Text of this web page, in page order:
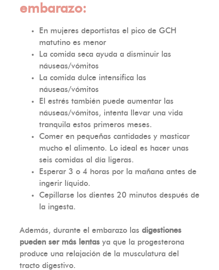
embarazo:
En mujeres deportistas el pico de GCH
matutino es menor
La comida seca ayuda a disminuir las
náuseas/vómitos
La comida dulce intensifica las
náuseas/vómitos
El estrés también puede aumentar las
náuseas/vómitos, intenta llevar una vida
tranquila estos primeros meses.
Comer en pequeñas cantidades y masticar
mucho el alimento. Lo ideal es hacer unas
seis comidas al día ligeras.
Esperar 3 o 4 horas por la mañana antes de
ingerir líquido.
Cepillarse los dientes 20 minutos después de
la ingesta.
Además, durante el embarazo las digestiones
pueden ser más lentas ya que la progesterona
produce una relajación de la musculatura del
tracto digestivo.